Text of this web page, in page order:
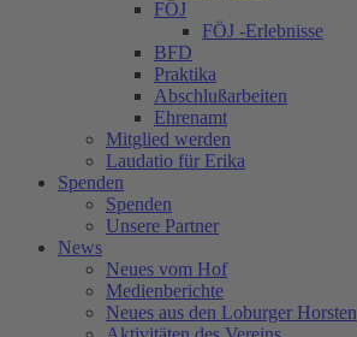
FÖJ
FÖJ -Erlebnisse
BFD
Praktika
Abschlußarbeiten
Ehrenamt
Mitglied werden
Laudatio für Erika
Spenden
Spenden
Unsere Partner
News
Neues vom Hof
Medienberichte
Neues aus den Loburger Horsten